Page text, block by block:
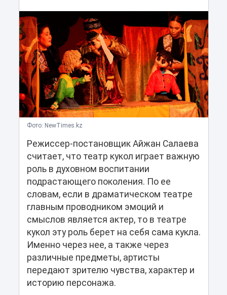
Фото: NewTimes.kz
Режиссер-постановщик Айжан Салаева
считает, что театр кукол играет важную
роль в духовном воспитании
подрастающего поколения. По ее
словам, если в драматическом театре
главным проводником эмоций и
смыслов является актер, то в театре
кукол эту роль берет на себя сама кукла.
Именно через нее, а также через
различные предметы, артисты
передают зрителю чувства, характер и
историю персонажа.